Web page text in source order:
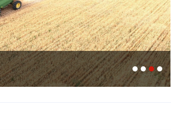
统农牧业迭代升级